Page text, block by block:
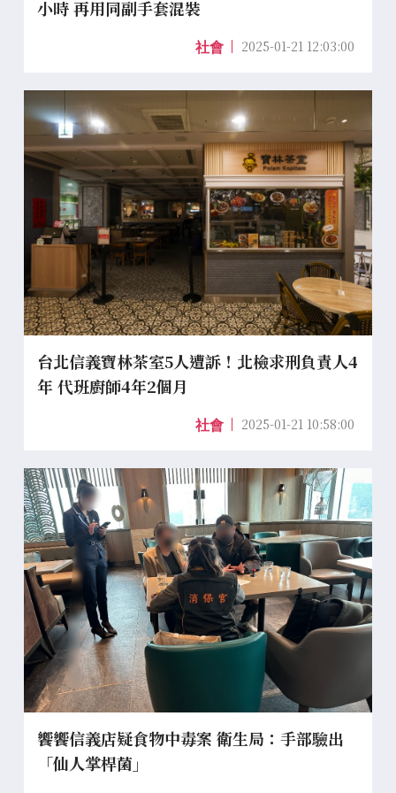
小時 再用同副手套混裝
社會 2025-01-21 12:03:00
台北信義寶林茶室5人遭訴！北檢求刑負責人4
年 代班廚師4年2個月
社會 2025-01-21 10:58:00
饗饗信義店疑食物中毒案 衛生局：手部驗出
「仙人掌桿菌」